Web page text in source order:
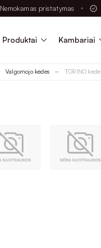
Nemokamas pristatymas
Produktai Kambariai
Valgomojo kėdės TORINO kėdė